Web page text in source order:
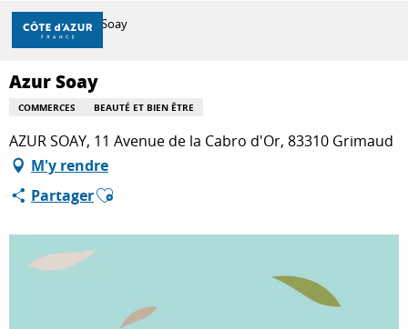
Aller
contenu
principal
DÉCOUVRIR
À FAIRE
SÉJOURNER
Accueil Azur Soay
Azur Soay
COMMERCES BEAUTÉ ET BIEN ÊTRE
AZUR SOAY, 11 Avenue de la Cabro d'Or, 83310 Grimaud
M'y rendre
PartagerAjouter aux favoris